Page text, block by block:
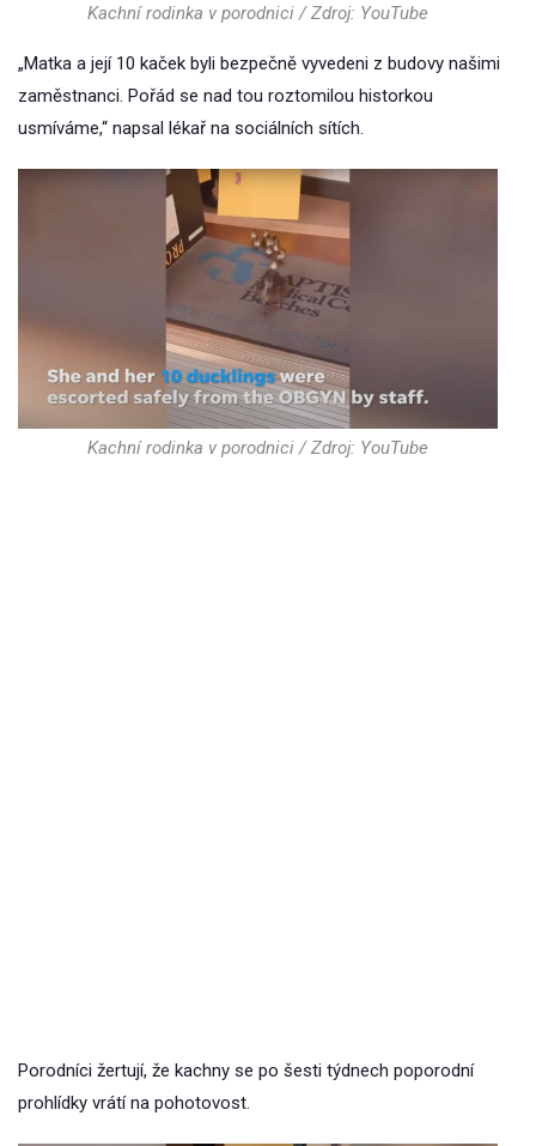
Kachní rodinka v porodnici / Zdroj: YouTube
„Matka a její 10 kaček byli bezpečně vyvedeni z budovy našimi
zaměstnanci. Pořád se nad tou roztomilou historkou
usmíváme,“ napsal lékař na sociálních sítích.
Kachní rodinka v porodnici / Zdroj: YouTube
Porodníci žertují, že kachny se po šesti týdnech poporodní
prohlídky vrátí na pohotovost.